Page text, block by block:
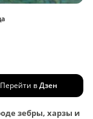
Перейти вДзен
зебры, харзы и